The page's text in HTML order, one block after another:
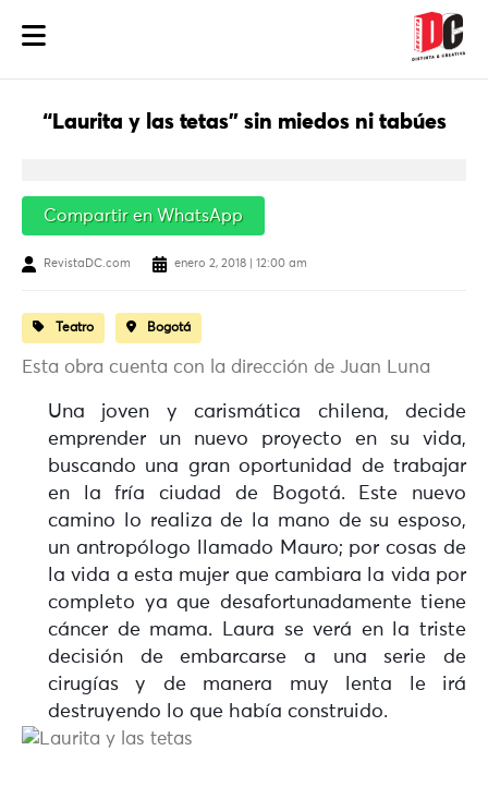
“Laurita y las tetas” sin miedos ni tabúes
Compartir en WhatsApp
RevistaDC.com enero 2, 2018 | 12:00 am
Teatro Bogotá
Esta obra cuenta con la dirección de Juan Luna
Una joven y carismática chilena, decide
emprender un nuevo proyecto en su vida,
buscando una gran oportunidad de trabajar
en la fría ciudad de Bogotá. Este nuevo
camino lo realiza de la mano de su esposo,
un antropólogo llamado Mauro; por cosas de
la vida a esta mujer que cambiara la vida por
completo ya que desafortunadamente tiene
cáncer de mama. Laura se verá en la triste
decisión de embarcarse a una serie de
cirugías y de manera muy lenta le irá
destruyendo lo que había construido.